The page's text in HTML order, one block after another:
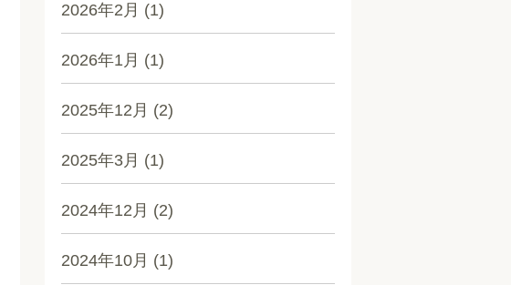
2026年2月 (1)
2026年1月 (1)
2025年12月 (2)
2025年3月 (1)
2024年12月 (2)
2024年10月 (1)